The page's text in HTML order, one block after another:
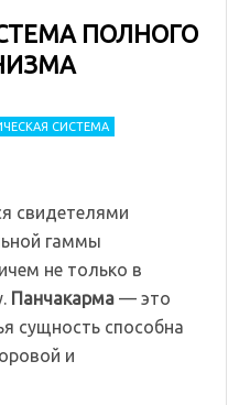
ПОЛНОГО
СИСТЕМА
свидетелями
гаммы
не только в
Панчакарма — это
сущность способна
и